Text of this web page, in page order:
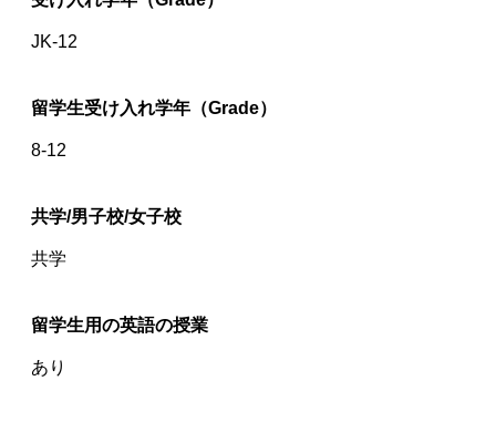
JK-12
留学生受け入れ学年（Grade）
8-12
共学/男子校/女子校
共学
留学生用の英語の授業
あり